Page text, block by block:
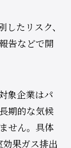
たリスク、
告などで開
象企業はパ
期的な気候
せん​。具体
果ガス排出